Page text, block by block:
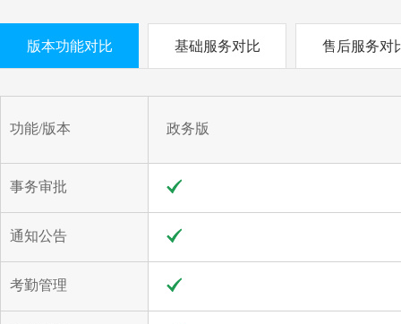
版本功能对比 基础服务对比 售后服务对
功能/版本 政务版
事务审批
通知公告
考勤管理